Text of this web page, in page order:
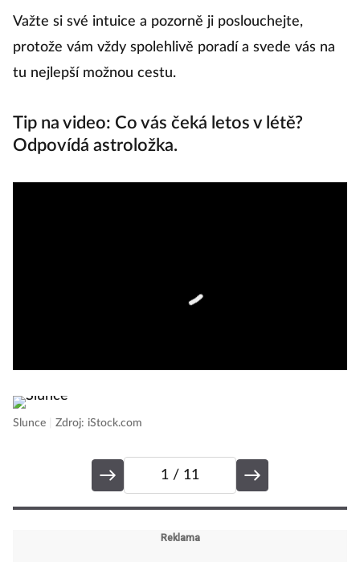
Važte si své intuice a pozorně ji poslouchejte,
protože vám vždy spolehlivě poradí a svede vás na
tu nejlepší možnou cestu.
Tip na video: Co vás čeká letos v létě?
Odpovídá astroložka.
Slunce Zdroj: iStock.com
1 / 11